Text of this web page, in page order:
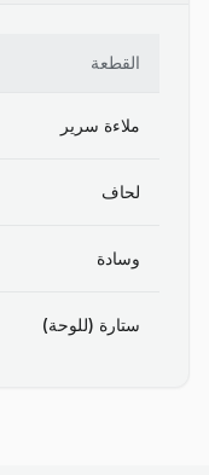
القطعة
ملاءة سرير
لحاف
وسادة
ستارة (للوحة)